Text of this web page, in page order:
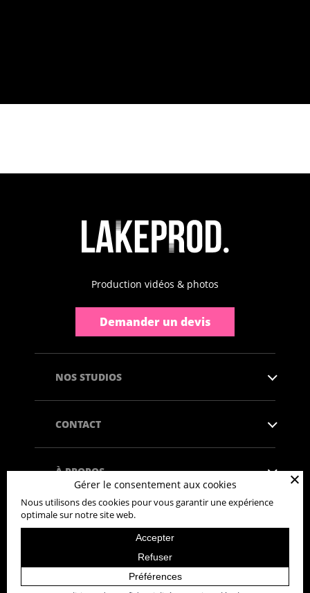
Production vidéos & photos
Demander un devis
NOS STUDIOS
CONTACT
À PROPOS
Politique de confidentialité
Développé par l'agence de communication
Gérer le consentement aux cookies
Nous utilisons des cookies pour vous garantir une expérience
optimale sur notre site web.
Accepter
Refuser
Préférences